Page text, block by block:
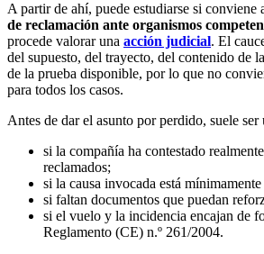
A partir de ahí, puede estudiarse si conviene
de reclamación ante organismos
procede valorar una acción judicial. El
del supuesto, del trayecto, del contenido de
de la prueba disponible, por lo que no
para todos los casos.
Antes de dar el asunto por perdido, suele
si la compañía ha contestado
reclamados;
si la causa invocada está
si faltan documentos que puedan
si el vuelo y la incidencia encajan de
Reglamento (CE) n.º 261/2004.